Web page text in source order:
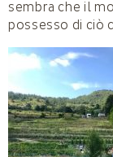
sembra che il
possesso di ciò